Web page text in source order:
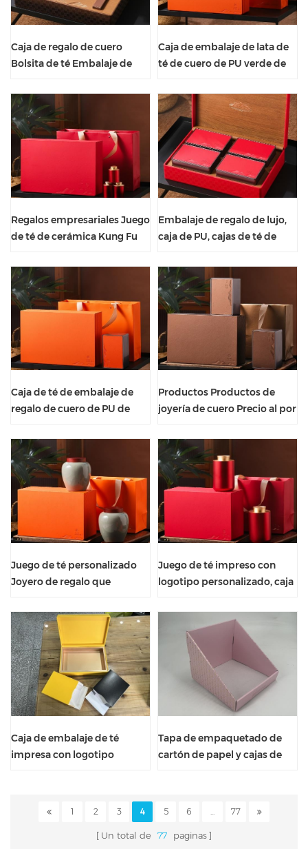
Caja de regalo de cuero
Bolsita de té Embalaje de
PU de lujo
Caja de embalaje de lata de
té de cuero de PU verde de
Regalos empresariales Juego
de té de cerámica Kung Fu
Embalaje de regalo de lujo,
caja de PU, cajas de té de
Caja de té de embalaje de
regalo de cuero de PU de
personalizado
Productos Productos de
joyería de cuero Precio al por
regalo
Juego de té personalizado
Joyero de regalo que
lujo
Juego de té impreso con
logotipo personalizado, caja
para joyería
Caja de embalaje de té
impresa con logotipo
Tapa de empaquetado de
cartón de papel y cajas de
1 2 3 4 5 6 77
Un total de 77 paginas